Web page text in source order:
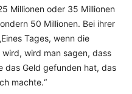
Millionen oder 35 Millionen
50 Millionen. Bei ihrer
Tages, wenn die
wird man sagen, dass
das Geld gefunden hat, das
machte.“